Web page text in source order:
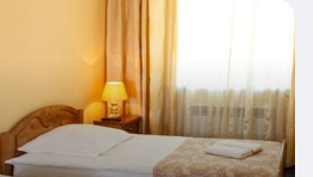
августа 2026 23:59; При отмене
с 20 августа 2026 00:00
предоплаты на условиях 10%
14:00